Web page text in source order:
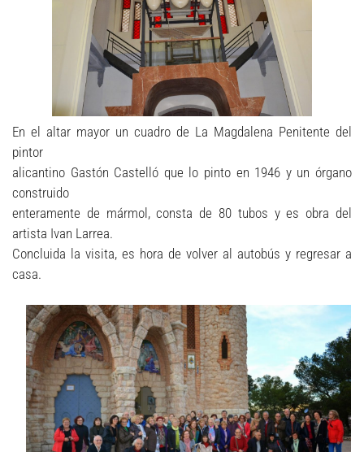
En el altar mayor un cuadro de La Magdalena Penitente del
pintor
alicantino Gastón Castelló que lo pinto en 1946 y un órgano
construido
enteramente de mármol, consta de 80 tubos y es obra del
artista Ivan Larrea.
Concluida la visita, es hora de volver al autobús y regresar a
casa.